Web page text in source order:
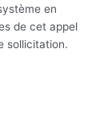
en
de cet appel
sollicitation.